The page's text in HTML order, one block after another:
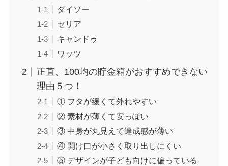
ダイソー
セリア
キャンドゥ
ワッツ
正直、100均の貯金箱がおすすめできない
理由５つ！
① フタが緩くて外れやすい
② 素材が薄くて安っぽい
③ 中身が丸見えで達成感が薄い
④ 開け口が小さく取り出しにくい
⑤ デザインが子ども向けに偏っている